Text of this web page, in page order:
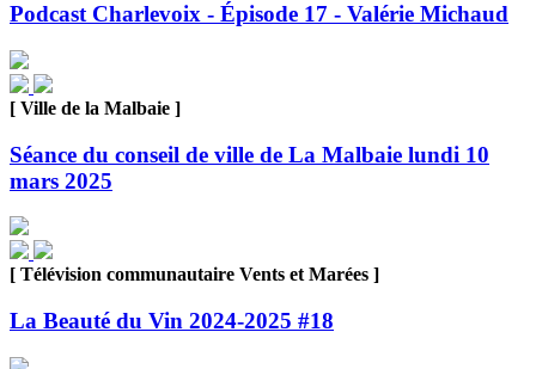
Podcast Charlevoix - Épisode 17 - Valérie Michaud
[ Ville de la Malbaie ]
Séance du conseil de ville de La Malbaie lundi 10
mars 2025
[ Télévision communautaire Vents et Marées ]
La Beauté du Vin 2024-2025 #18